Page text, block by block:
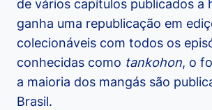
de vários capítulos publicados a
ganha uma republicação em
colecionáveis com todos os
conhecidas como tankohon, o
a maioria dos mangás são
Brasil.